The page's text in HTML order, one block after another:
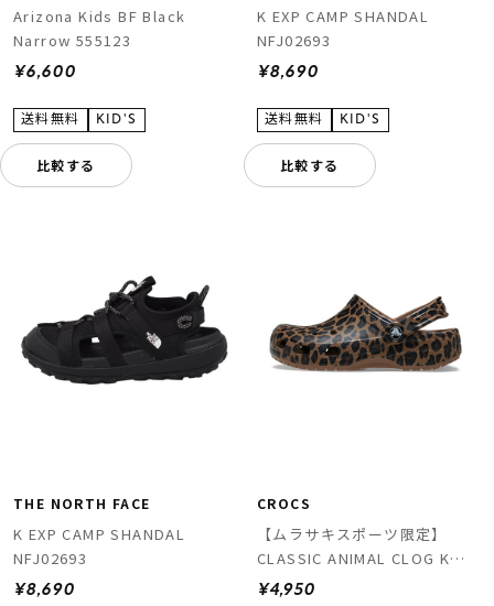
Arizona Kids BF Black
Narrow 555123
¥6,600
比較する
K EXP CAMP SHANDAL
NFJ02693
¥8,690
比較する
THE NORTH FACE
K EXP CAMP SHANDAL
NFJ02693
¥8,690
CROCS
【ムラサキスポーツ限定】
CLASSIC ANIMAL CLOG K
211881-2LD
¥4,950